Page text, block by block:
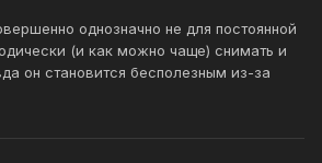
однозначно не для постоянной
(и как можно чаще) снимать и
он становится бесполезным из-за